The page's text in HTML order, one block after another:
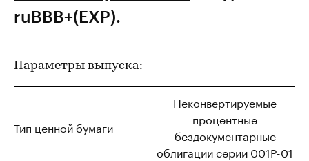
ruBBB+(EXP).
Параметры выпуска:
Тип ценной бумаги
Неконвертируемые
процентные
бездокументарные
облигации серии 001Р-01